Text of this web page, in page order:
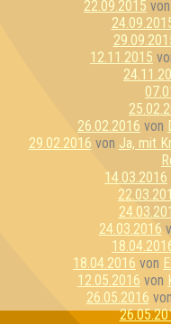
22.09.2015 von
12.11.2015
26.02.2016 von
29.02.2016 von Ja, mit
14.03.2016
24.03.2016
18.04.2016 von
12.05.2016 von
26.05.2016 von